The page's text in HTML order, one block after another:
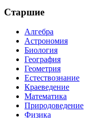
Старшие
Алгебра
Астрономия
Биология
География
Геометрия
Естествознание
Краеведение
Математика
Природоведение
Физика